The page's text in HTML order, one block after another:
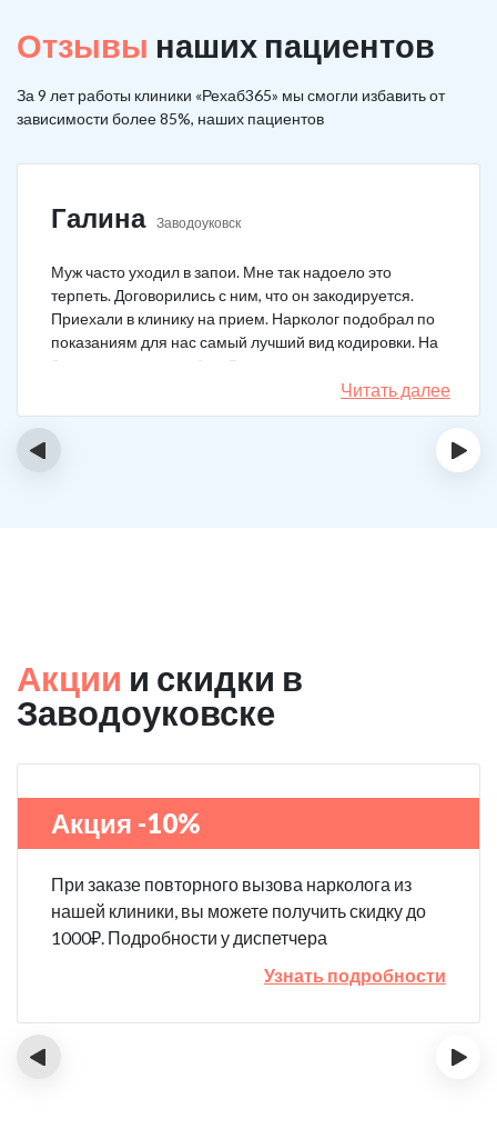
Отзывы наших пациентов
За 9 лет работы клиники «Рехаб365» мы смогли избавить от
зависимости более 85%, наших пациентов
Галина Заводоуковск
Муж часто уходил в запои. Мне так надоело это
терпеть. Договорились с ним, что он закодируется.
Приехали в клинику на прием. Нарколог подобрал по
показаниям для нас самый лучший вид кодировки. На
3 года поставили рубеж. Вот уже как два года мужа к
Читать далее
‹ ›
Акции и скидки в
Заводоуковске
Акция -10%
При заказе повторного вызова нарколога из
нашей клиники, вы можете получить скидку до
1000₽. Подробности у диспетчера
Узнать подробности
‹ ›